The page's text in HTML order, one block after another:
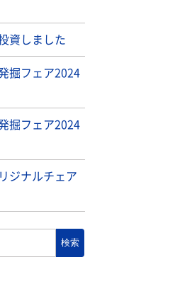
資しました
掘フェア2024
掘フェア2024
ジナルチェア